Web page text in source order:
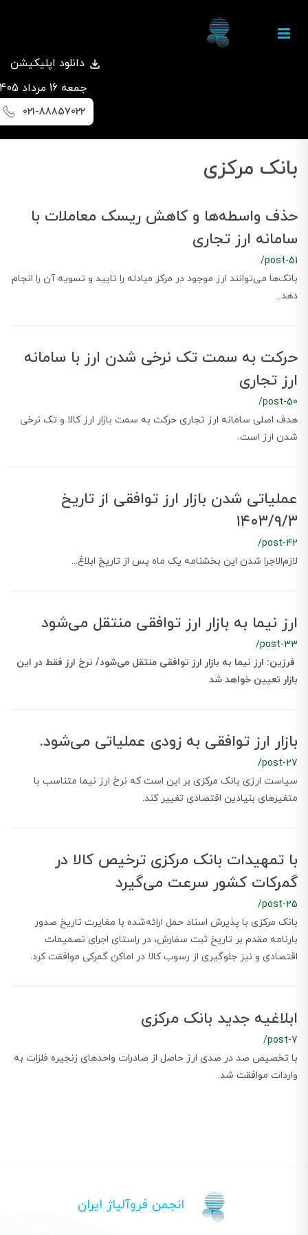
دانلود اپلیکیشن
جمعه 16 مرداد 1405
021-88857022
بانک مرکزی
حذف واسطه‌ها و کاهش ریسک معاملات با
سامانه ارز تجاری
/post-51
بانک‌ها می‌توانند ارز موجود در مرکز مبادله را تایید و تسویه آن را انجام
دهد...
حرکت به سمت تک نرخی شدن ارز با سامانه
ارز تجاری
/post-50
هدف اصلی سامانه ارز تجاری حرکت به سمت بازار ارز کالا و تک نرخی
شدن ارز است.
عملیاتی شدن بازار ارز توافقی از تاریخ
۱۴۰۳/۹/۳
/post-42
لازم‌الاجرا شدن این بخشنامه یک ماه پس از تاریخ ابلاغ...
ارز نیما به بازار ارز توافقی منتقل می‌شود
/post-33
فرزین: ارز نیما به بازار ارز توافقی منتقل می‌شود/ نرخ ارز فقط در این
بازار تعیین خواهد شد
بازار ارز توافقی به زودی عملیاتی می‌شود.
/post-27
سیاست ارزی بانک مرکزی بر این است که نرخ ارز نیما متناسب با
متغیرهای بنیادین اقتصادی تغییر کند.
با تمهیدات بانک مرکزی ترخیص کالا در
گمرکات کشور سرعت می‌گیرد
/post-25
بانک مرکزی با پذیرش اسناد حمل ارائه‌شده با مغایرت تاریخ صدور
بارنامه مقدم بر تاریخ ثبت سفارش، در راستای اجرای تصمیمات
اقتصادی و نیز جلوگیری از رسوب کالا در اماکن گمرکی موافقت کرد.
ابلاغیه جدید بانک مرکزی
/post-7
با تخصیص صد در صدی ارز حاصل از صادرات واحدهای زنجیره فلزات به
واردات موافقت شد.
انجمن فروآلیاژ ایران